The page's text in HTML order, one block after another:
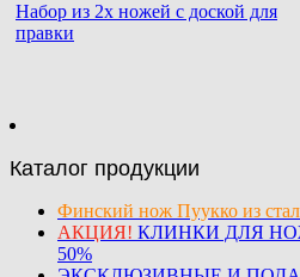
Набор из 2х ножей с доской для
правки
Каталог продукции
Финский нож Пуукко из
АКЦИЯ! КЛИНКИ ДЛЯ
50%